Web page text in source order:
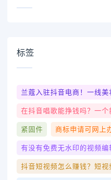
标签
兰蔻入驻抖音电商！一线
在抖音唱歌能挣钱吗？一个
紧固件 商标申请可网上
有没有免费无水印的视频编
抖音短视频怎么赚钱？短视